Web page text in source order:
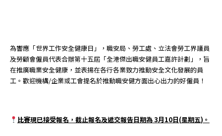
為響應「世界工作安全健康日」，職安局、勞工處、立法會勞工界議員
及勞顧會僱員代表合辦第十五屆「全港傑出職安健員工嘉許計劃」，旨
在推廣職業安全健康，並表揚在各行各業致力推動安全文化發展的員
工。歡迎機構/企業或工會提名於推動職安健方面出心出力的好僱員！
比賽現已接受報名，截止報名及遞交報告日期為3月10日(星期五) 。